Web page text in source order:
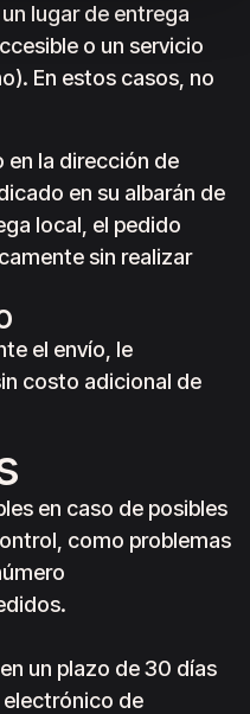
lugar de entrega
o un servicio
En estos casos, no
en la dirección de
en su albarán de
local, el pedido
sin realizar
el envío, le
costo adicional de
en caso de posibles
como problemas
un plazo de 30 días
electrónico de